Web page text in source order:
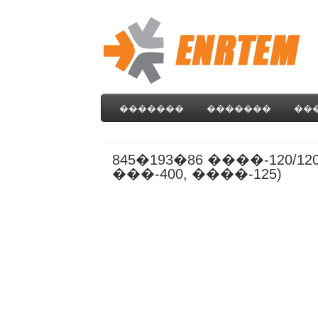
������� �������
845�193�86 ����-
���-400, ����-125)